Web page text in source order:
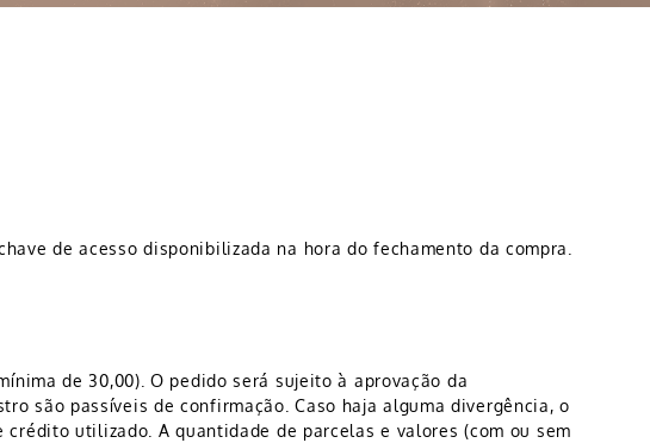
de acesso disponibilizada na hora do fechamento da compra.
de 30,00). O pedido será sujeito à aprovação da
são passíveis de confirmação. Caso haja alguma divergência, o
utilizado. A quantidade de parcelas e valores (com ou sem